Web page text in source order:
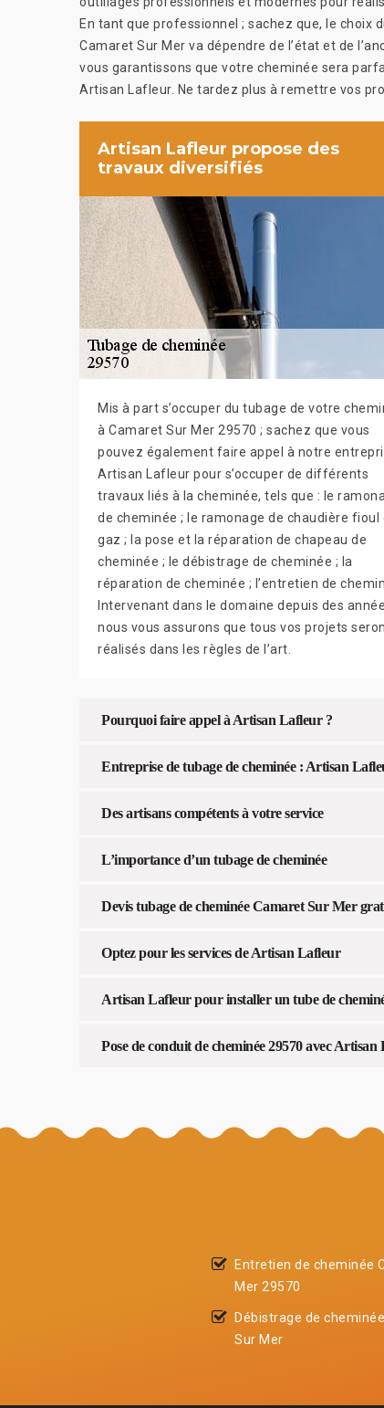
En tant que professionnel ; sachez que, le choix
Camaret Sur Mer va dépendre de l’état et de
vous garantissons que votre cheminée sera
Artisan Lafleur. Ne tardez plus à remettre vos
Artisan Lafleur propose des
travaux diversifiés
Mis à part s’occuper du tubage de votre
à Camaret Sur Mer 29570 ; sachez que vous
pouvez également faire appel à notre
Artisan Lafleur pour s’occuper de différents
travaux liés à la cheminée, tels que : le
de cheminée ; le ramonage de chaudière fioul
gaz ; la pose et la réparation de chapeau de
cheminée ; le débistrage de cheminée ; la
réparation de cheminée ; l’entretien de
Intervenant dans le domaine depuis des
nous vous assurons que tous vos projets
réalisés dans les règles de l’art.
Pourquoi faire appel à Artisan Lafleur ?
Entreprise de tubage de cheminée : Artisan
Des artisans compétents à votre service
L’importance d’un tubage de cheminée
Devis tubage de cheminée Camaret Sur Mer
Optez pour les services de Artisan Lafleur
Artisan Lafleur pour installer un tube de
Pose de conduit de cheminée 29570 avec
Entretien de cheminée
Mer 29570
Débistrage de
Sur Mer